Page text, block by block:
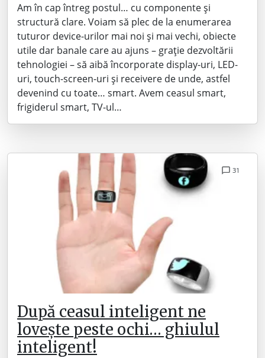
Am în cap întreg postul… cu componente și
structură clare. Voiam să plec de la enumerarea
tuturor device-urilor mai noi și mai vechi, obiecte
utile dar banale care au ajuns – grație dezvoltării
tehnologiei – să aibă încorporate display-uri, LED-
uri, touch-screen-uri și receivere de unde, astfel
devenind cu toate… smart. Avem ceasul smart,
frigiderul smart, TV-ul…
31
După ceasul inteligent ne
lovește peste ochi… ghiulul
inteligent!